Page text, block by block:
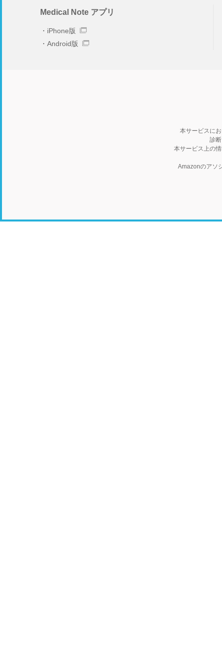
Medical Note アプリ
iPhone版
Android版
本サービスに
診
本サービス上の
Amazonのアソ